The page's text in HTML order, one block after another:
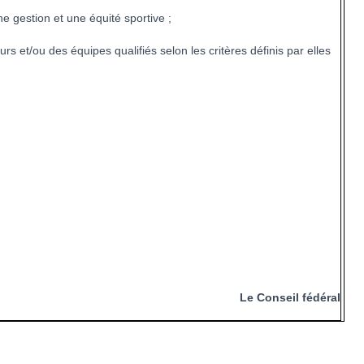
gestion et une équité sportive ;
ou des équipes qualifiés selon les critères définis par elles
Le Conseil fédéral